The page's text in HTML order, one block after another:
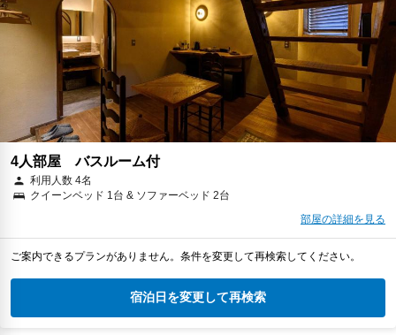
4人部屋 バスルーム付
利用人数 4名
クイーンベッド 1台 & ソファーベッド 2台
部屋の詳細を見る
ご案内できるプランがありません。条件を変更して再検索してください。
宿泊日を変更して再検索